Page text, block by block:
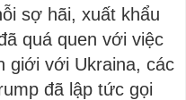
sợ hãi, xuất khẩu
quá quen với việc
giới với Ukraina, các
đã lập tức gọi